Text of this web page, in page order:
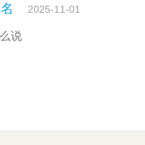
2025-11-01
说